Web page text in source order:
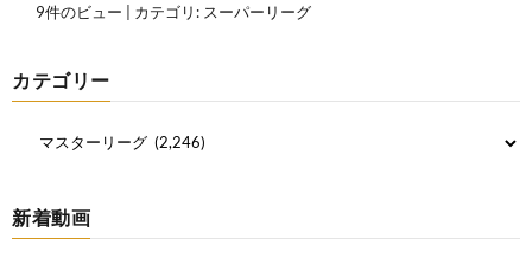
9件のビュー カテゴリ: スーパーリーグ
カテゴリー
新着動画